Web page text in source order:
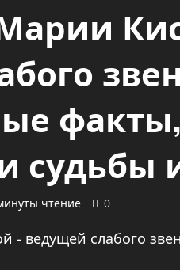
судьбы
чтение 0